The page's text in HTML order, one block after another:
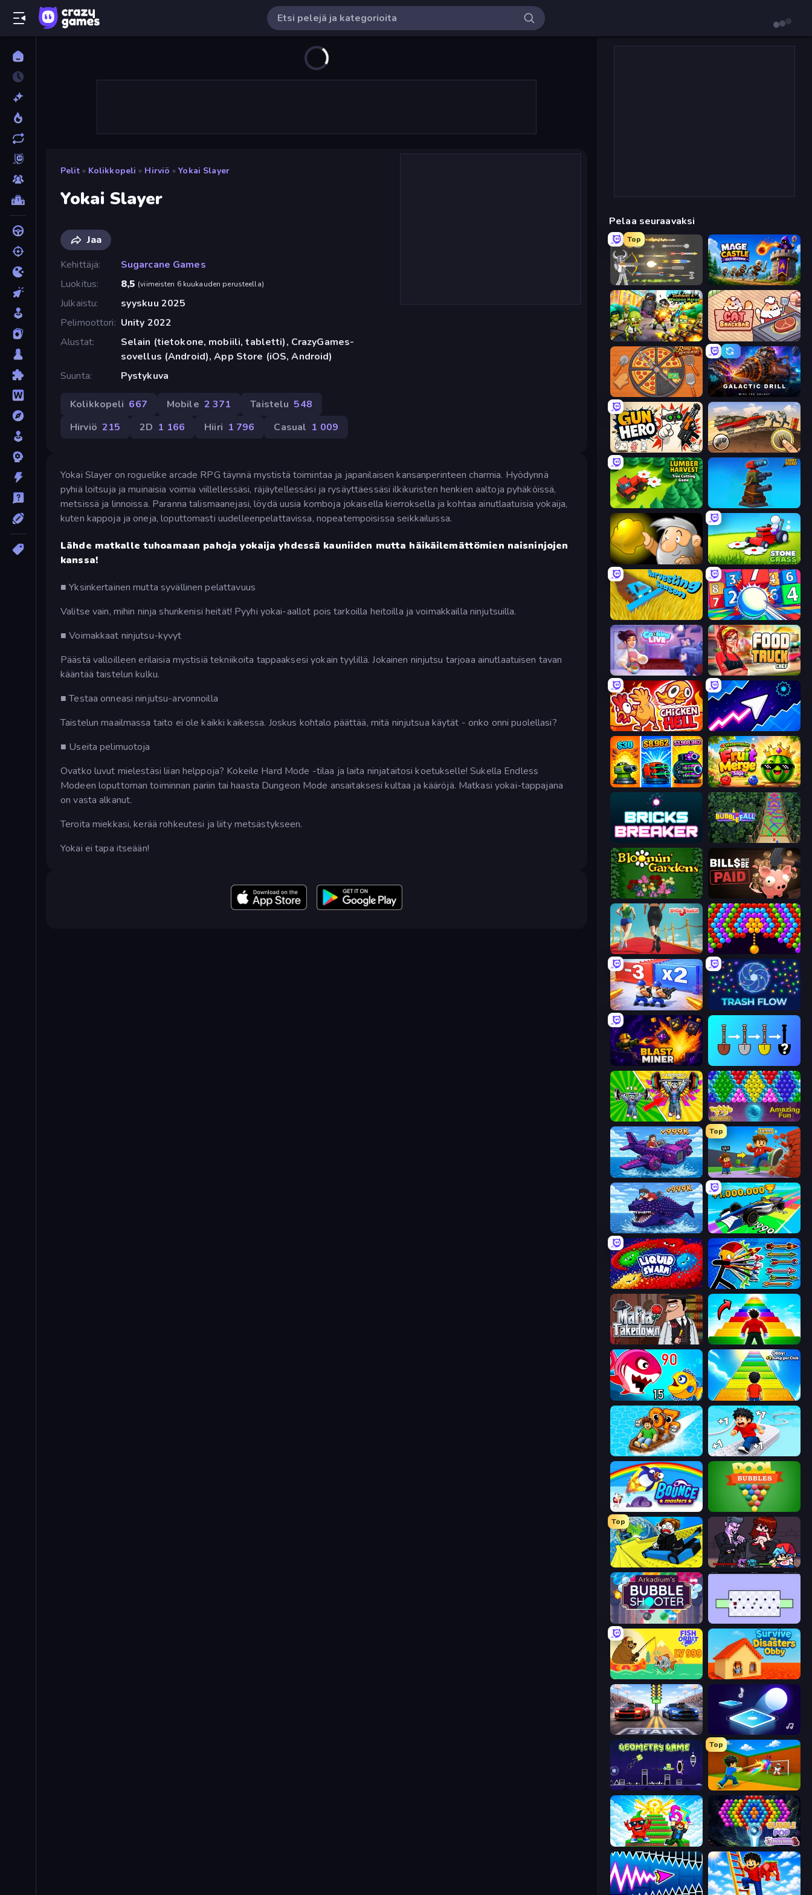
Pelit » Kolikkopeli » Hirviö » Yokai Slayer
Yokai Slayer
Jaa
Kehittäjä
Sugarcane Games
Luokitus
8,5 (viimeisten 6 kuukauden perusteella)
Julkaistu
syyskuu 2025
Pelimoottori
Unity 2022
Alustat
Selain (tietokone, mobiili, tabletti), CrazyGames-
sovellus (Android), App Store (iOS, Android)
Suunta
Pystykuva
Kolikkopeli 667 Mobile 2 371 Taistelu 548
Hirviö 215 2D 1 166 Hiiri 1 796 Casual 1 009
Yokai Slayer on roguelike arcade RPG täynnä mystistä toimintaa ja japanilaisen kansanperinteen charmia. Hyödynnä
pyhiä loitsuja ja muinaisia voimia viillellessäsi, räjäytellessäsi ja rysäyttäessäsi ilkikuristen henkien aaltoja pyhäköissä,
metsissä ja linnoissa. Paranna talismaanejasi, löydä uusia komboja jokaisella kierroksella ja kohtaa ainutlaatuisia yokaija,
kuten kappoja ja oneja, loputtomasti uudelleenpelattavissa, nopeatempoisissa seikkailuissa.
Lähde matkalle tuhoamaan pahoja yokaija yhdessä kauniiden mutta häikäilemättömien naisninjojen
kanssa!
■ Yksinkertainen mutta syvällinen pelattavuus
Valitse vain, mihin ninja shurikenisi heität! Pyyhi yokai-aallot pois tarkoilla heitoilla ja voimakkailla ninjutsuilla.
■ Voimakkaat ninjutsu-kyvyt
Päästä valloilleen erilaisia mystisiä tekniikoita tappaaksesi yokain tyylillä. Jokainen ninjutsu tarjoaa ainutlaatuisen tavan
kääntää taistelun kulku.
■ Testaa onneasi ninjutsu-arvonnoilla
Taistelun maailmassa taito ei ole kaikki kaikessa. Joskus kohtalo päättää, mitä ninjutsua käytät - onko onni puolellasi?
■ Useita pelimuotoja
Ovatko luvut mielestäsi liian helppoja? Kokeile Hard Mode -tilaa ja laita ninjataitosi koetukselle! Sukella Endless
Modeen loputtoman toiminnan pariin tai haasta Dungeon Mode ansaitaksesi kultaa ja kääröjä. Matkasi yokai-tappajana
on vasta alkanut.
Teroita miekkasi, kerää rohkeutesi ja liity metsästykseen.
Yokai ei tapa itseään!
Pelaa seuraavaksi
Top
Ragdoll Archers Mage Castle Idle Defense
Zombies 4 Weapon Merge Cat Snack Bar
Ring Restaurant Galactic Drill
Gun Hero: Cat Survival Earn to Die: Zombie Ride
Lumber Harvest: Tree Cutting Game Furry Road
Gold Miner Stone Grass: Mowing Simulator
Harvesting Season Entropy
Cooking Live Food Truck Chef™: A Fun Cooking Game
Chicken Hell Space Waves
Pumpkin Defense: Merge Cannon Watermelon Fruit Merge Saga
Bricks Breaker Bubble Fall
Blooming Gardens Bills Must Be Paid
Shoe Race Bubble Story
Battle Brigade Trash Flow
Blast Miner
Obby: Gym Simulator, Escape Bubble Pop Legend
Obby Plane Power Challenge: Fly
Top
Obby: +1 Click Wall Breaker
Obby Fish Challenge: Ride Obby Car Challenge: Drive
Liquid Swarm Archer Ragdoll Masters
Mafia Takedown Obby Highest Jump Ever
Fish Eat Getting Big Obby: +1 Jump per Click
Float for Brainrots Speed per Click: Obby
Bouncemasters Pool Bubbles
Top
Cart Ride Danger Mount Friday Night Funkin'
World's Hardest Game
Fish Orbit Survive the Disasters: Obby
Street Racer 2 Tile Jumper 3D
Geometry Game
Top
Baseball For Brainrot
Run and Jump for Brainrot Bubble Pop Fairyland